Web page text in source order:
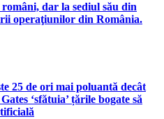
dar la sediul său din
operaţiunilor din România.
25 de ori mai poluantă decât
‘sfătuia’ țările bogate să